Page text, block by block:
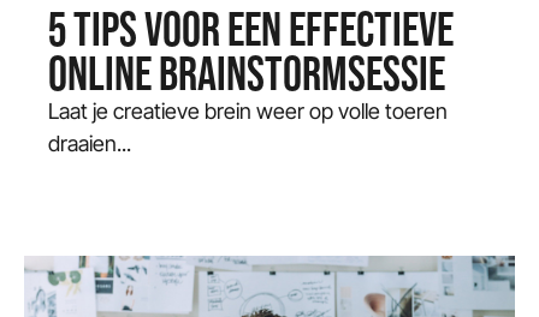
5 TIPS VOOR EEN EFFECTIEVE
ONLINE BRAINSTORMSESSIE
Laat je creatieve brein weer op volle toeren
draaien...